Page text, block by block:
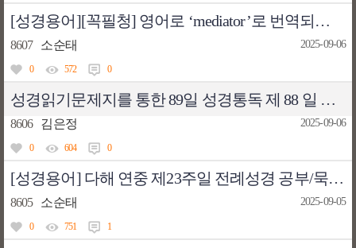
[성경용어][꼭필청] 영어로 ‘mediator’로 번역되는 성경 용어의 번역 용어인 ‘중보’(中保)는, 개신교회의 용어가 결코 아니고 천주교 용어이다. 출처: '전주강생성경직해'
8607 소순태 2025-09-06
0 572 0
성경읽기문제지를 통한 89일 성경통독 제 88 일 요한묵시록(1) - 임석수 신부
8606 김은정 2025-09-06
0 604 0
[성경용어] 다해 연중 제23주일 전례성경 공부/묵상 자료
8605 소순태 2025-09-05
0 751 1